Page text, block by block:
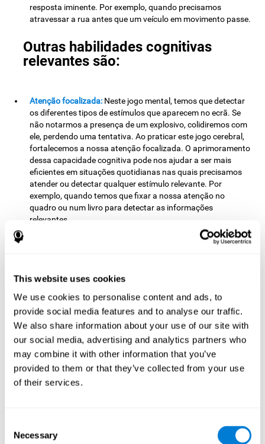
This website uses cookies
We use cookies to personalise content and ads, to
provide social media features and to analyse our traffic.
We also share information about your use of our site with
our social media, advertising and analytics partners who
may combine it with other information that you’ve
provided to them or that they’ve collected from your use
of their services.
Selection
Necessary
resposta iminente. Por exemplo, quando precisamos
atravessar a rua antes que um veículo em movimento passe.
Outras habilidades cognitivas
relevantes são:
Atenção focalizada: Neste jogo mental, temos que detectar
os diferentes tipos de estímulos que aparecem no ecrã. Se
não notarmos a presença de um explosivo, colidiremos com
ele, perdendo uma tentativa. Ao praticar este jogo cerebral,
fortalecemos a nossa atenção focalizada. O aprimoramento
dessa capacidade cognitiva pode nos ajudar a ser mais
eficientes em situações quotidianas nas quais precisamos
atender ou detectar qualquer estímulo relevante. Por
exemplo, quando temos que fixar a nossa atenção no
quadro ou num livro para detectar as informações
relevantes.
Este jogo mental exige que decidamos a ordem
nosso objetivo com mais eficiência. Ao realizar esta tarefa,
Melhorar esta capacidade cognitiva ajuda-nos a ser mais
eficientes nas nossas vidas diárias. Por exemplo, quando
pensamos sobre os passos a tomar para alcançar um
objetivo, escolher o melhor caminho para chegar a um
restaurante, ou quando queremos derrotar os nossos
adversários num jogo de tabuleiro.
Memória não-verbal:
trabalhar a nossa memória não-verbal. Esta capacidade
cognitiva é essencial nas nossas vidas diárias, uma vez que